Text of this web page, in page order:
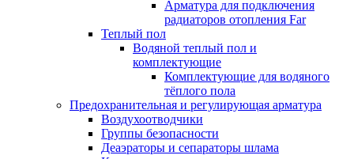
Арматура для подключения
радиаторов отопления Far
Теплый пол
Водяной теплый пол и
комплектующие
Комплектующие для водяного
тёплого пола
Предохранительная и регулирующая арматура
Воздухоотводчики
Группы безопасности
Деаэраторы и сепараторы шлама